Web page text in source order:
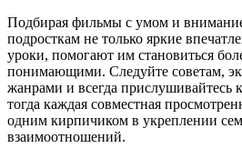
Подбирая фильмы с умом и
подросткам не только яркие
уроки, помогают им становиться
понимающими. Следуйте советам,
жанрами и всегда
тогда каждая совместная
одним кирпичиком в укреплении
взаимоотношений.